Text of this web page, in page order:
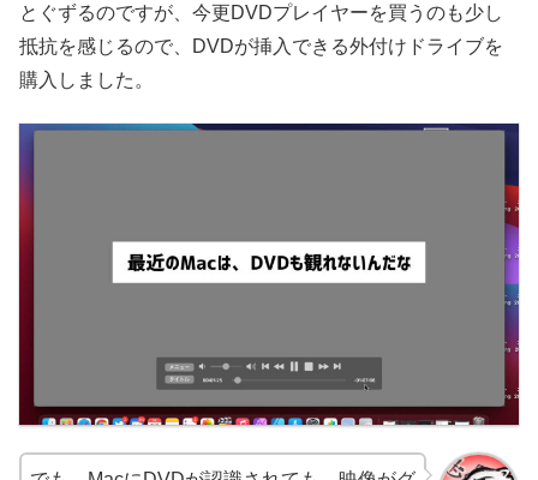
とぐずるのですが、今更DVDプレイヤーを買うのも少し
抵抗を感じるので、DVDが挿入できる外付けドライブを
購入しました。